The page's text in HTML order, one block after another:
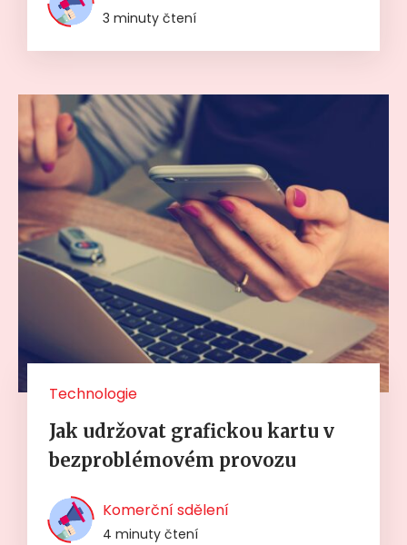
3 minuty čtení
Technologie
Jak udržovat grafickou kartu v
bezproblémovém provozu
Komerční sdělení
4 minuty čtení